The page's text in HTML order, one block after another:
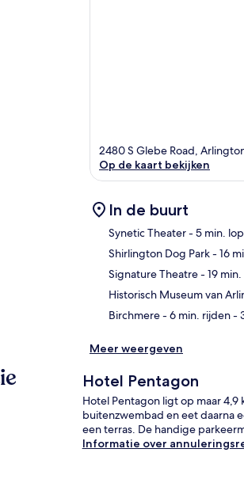
2480 S Glebe Road,
Op de kaart bekijken
In de buurt
Synetic Theater- 5 min.
Shirlington Dog Park- 16
Signature Theatre- 19
Historisch Museum van
Birchmere- 6 min. rijden-
Meer weergeven
Hotel Pentagon
Hotel Pentagon ligt op maar
buitenzwembad en eet daarna
een terras. De handige
Informatie over